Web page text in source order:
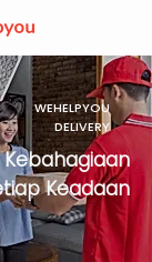
WEHELPYOU
DELIVERY
Kebahagiaan
Keadaan